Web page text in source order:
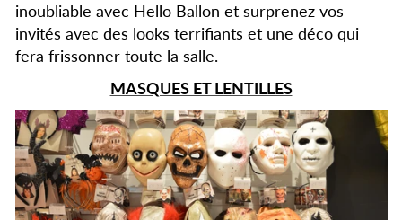
inoubliable avec Hello Ballon et surprenez vos
invités avec des looks terrifiants et une déco qui
fera frissonner toute la salle.
MASQUES ET LENTILLES